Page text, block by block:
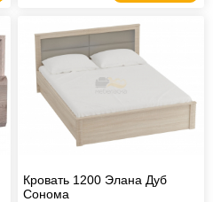
Кровать 1200 Элана Дуб
Сонома